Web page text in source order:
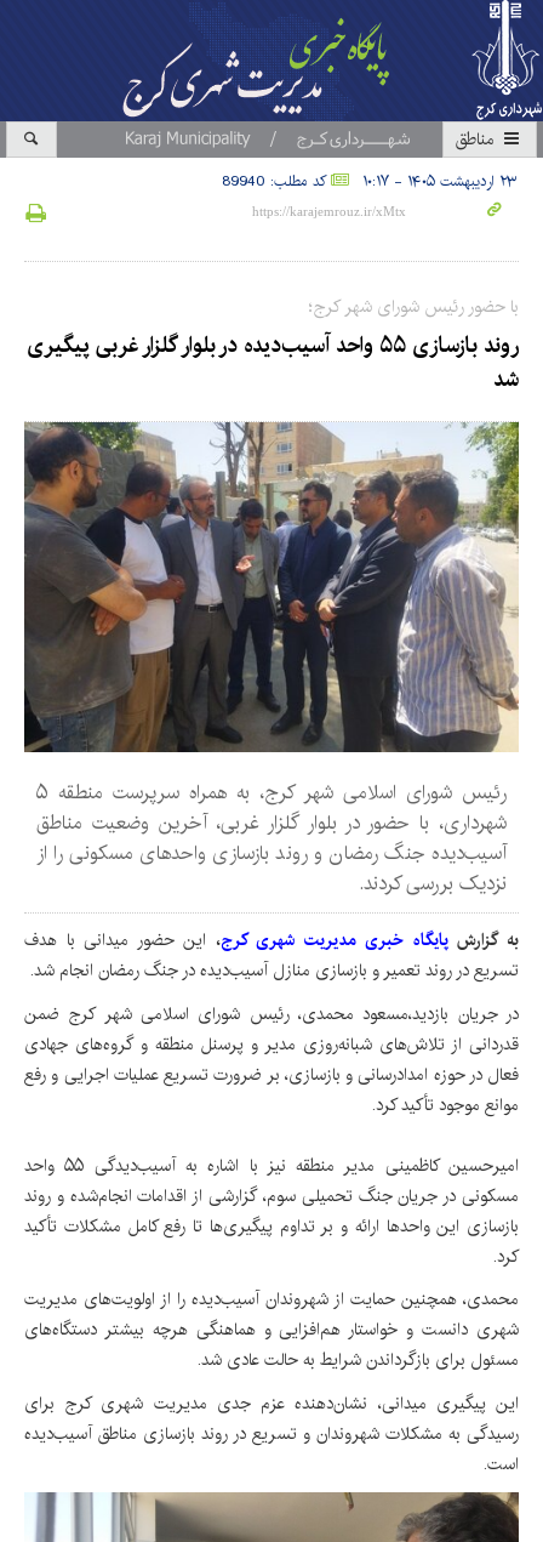
مناطق
۲۳ اردیبهشت ۱۴۰۵ - ۱۰:۱۷ کد مطلب: 89940
با حضور رئیس شورای شهر کرج؛
روند بازسازی ۵۵ واحد آسیب‌دیده در بلوار گلزار غربی پیگیری
شد
رئیس شورای اسلامی شهر کرج، به همراه سرپرست منطقه ۵
شهرداری، با حضور در بلوار گلزار غربی، آخرین وضعیت مناطق
آسیب‌دیده جنگ رمضان و روند بازسازی واحدهای مسکونی را از
نزدیک بررسی کردند.
به گزارشپایگاه خبری مدیریت شهری کرج، این حضور میدانی با هدف
تسریع در روند تعمیر و بازسازی منازل آسیب‌دیده در جنگ رمضان انجام شد.
در جریان بازدید،مسعود محمدی، رئیس شورای اسلامی شهر کرج ضمن
قدردانی از تلاش‌های شبانه‌روزی مدیر و پرسنل منطقه و گروه‌های جهادی
فعال در حوزه امدادرسانی و بازسازی، بر ضرورت تسریع عملیات اجرایی و رفع
موانع موجود تأکید کرد.
امیرحسین کاظمینی مدیر منطقه نیز با اشاره به آسیب‌دیدگی ۵۵ واحد
مسکونی در جریان جنگ تحمیلی سوم، گزارشی از اقدامات انجام‌شده و روند
بازسازی این واحدها ارائه و بر تداوم پیگیری‌ها تا رفع کامل مشکلات تأکید
کرد.
محمدی، همچنین حمایت از شهروندان آسیب‌دیده را از اولویت‌های مدیریت
شهری دانست و خواستار هم‌افزایی و هماهنگی هرچه بیشتر دستگاه‌های
مسئول برای بازگرداندن شرایط به حالت عادی شد.
این پیگیری میدانی، نشان‌دهنده عزم جدی مدیریت شهری کرج برای
رسیدگی به مشکلات شهروندان و تسریع در روند بازسازی مناطق آسیب‌دیده
است.